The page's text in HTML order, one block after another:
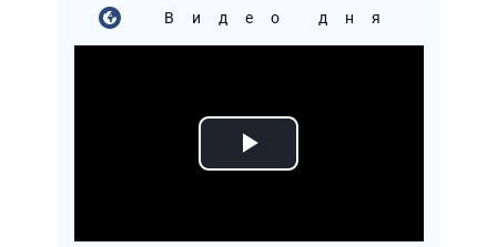
Видео дня
Play